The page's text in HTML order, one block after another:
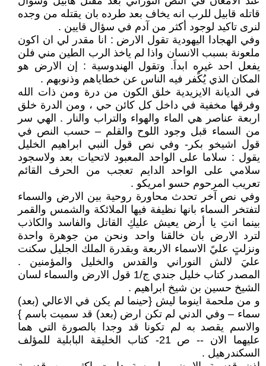
قاتله قابيل للرب انه يخاف بعد طرده بان يقتله من وجده
لنرى تاكيد لوجود أكثر من آدم في سؤال قايين .
وفي الهجادا اليهودية تقول الارض : انا مقدر لي ان اكون
ملعونة بسبب الانسان واذا لم ياخذ الرب الطين مني فلن
يفعل احد غيره ابداَ. وتقول الهندوسية : إن الارض هو
المكان الذي يُكًفر فيه الناس عن خطاياهم وذنوبهم .
في الديانة الايزيدية خلق الكون من درة ومن ذات الله
وفرقها مخفية في داخل كل كائن حي ، ومن الدرة خلق
اربعة عناصر هي الماء والهواء والتراب والنار . الهي سر
من السماء قبل وجود اللوح والقلم – حسب النص في
قول اشيخو بكر- وفي نص قول النبي ابراهيم الخليل
يقول : سلاما على الواحد المعبود لاتحيات بعد ولاسجود
سلامي على الواحد الدايم تعجب من الحرف القائم
تعريب المرحوم حسو امريكو .
وفي نص آخر تحدث محاورة روحية بين الارض والسماء
لتفتخر السماء بانها نظيفة فيها الملائكة والشمس والقمر
بينما انتِ يا أرض يعيش عليكِ القاتل والفاسد والكاذب
لترد الارض بان خالقنا واحد ونحن من جوهرة واحدة
ونزلتٍ عليً الاسماء الاربعة وبقدرة الملك الجليل سكنت
عليَ لالش النوراني والقدس والخليل والمؤمنين .
المصدر كتاب خليل جندي ج/1 قول الارض والسماء لسان
الشيخ حسين بن شيخ ابراهيم .
و من ملحمة اينوما ليش {حينما لم يكن في الاعالي (بعد)
سماء – وفي الدني لم تكن ارض (بعد) قد سميت باسم }
والاسم يقصد به لم تكونا قد وجدا بالصورة التي هما
عليهما الان -- ص 21- كتاب الخليقة البابلية للمؤلف
السكندرهيل .